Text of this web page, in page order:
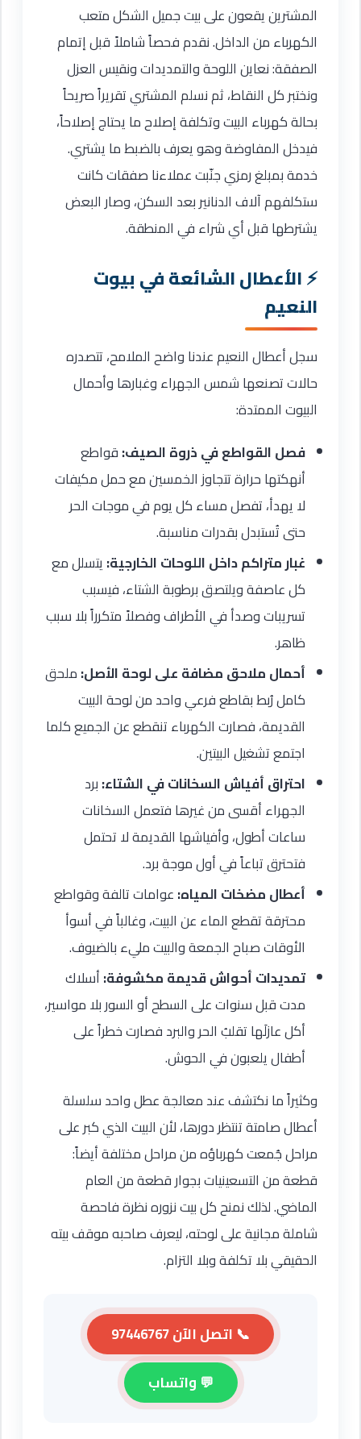
المشترين يقعون على بيت جميل الشكل متعب
الكهرباء من الداخل. نقدم فحصاً شاملاً قبل إتمام
الصفقة: نعاين اللوحة والتمديدات ونقيس العزل
ونختبر كل النقاط، ثم نسلم المشتري تقريراً صريحاً
بحالة كهرباء البيت وتكلفة إصلاح ما يحتاج إصلاحاً،
فيدخل المفاوضة وهو يعرف بالضبط ما يشتري.
خدمة بمبلغ رمزي جنّبت عملاءنا صفقات كانت
ستكلفهم آلاف الدنانير بعد السكن، وصار البعض
يشترطها قبل أي شراء في المنطقة.
الأعطال الشائعة في بيوت
النعيم
سجل أعطال النعيم عندنا واضح الملامح، تتصدره
حالات تصنعها شمس الجهراء وغبارها وأحمال
البيوت الممتدة:
فصل القواطع في ذروة الصيف: قواطع
أنهكتها حرارة تتجاوز الخمسين مع حمل مكيفات
لا يهدأ، تفصل مساء كل يوم في موجات الحر
حتى تُستبدل بقدرات مناسبة.
غبار متراكم داخل اللوحات الخارجية: يتسلل مع
كل عاصفة ويلتصق برطوبة الشتاء، فيسبب
تسريبات وصدأ في الأطراف وفصلاً متكرراً بلا سبب
ظاهر.
أحمال ملاحق مضافة على لوحة الأصل: ملحق
كامل رُبط بقاطع فرعي واحد من لوحة البيت
القديمة، فصارت الكهرباء تنقطع عن الجميع كلما
اجتمع تشغيل البيتين.
احتراق أفياش السخانات في الشتاء: برد
الجهراء أقسى من غيرها فتعمل السخانات
ساعات أطول، وأفياشها القديمة لا تحتمل
فتحترق تباعاً في أول موجة برد.
أعطال مضخات المياه: عوامات تالفة وقواطع
محترقة تقطع الماء عن البيت، وغالباً في أسوأ
الأوقات صباح الجمعة والبيت مليء بالضيوف.
تمديدات أحواش قديمة مكشوفة: أسلاك
مدت قبل سنوات على السطح أو السور بلا مواسير،
أكل عازلَها تقلبُ الحر والبرد فصارت خطراً على
أطفال يلعبون في الحوش.
وكثيراً ما نكتشف عند معالجة عطل واحد سلسلة
أعطال صامتة تنتظر دورها، لأن البيت الذي كبر على
مراحل جُمعت كهرباؤه من مراحل مختلفة أيضاً:
قطعة من التسعينيات بجوار قطعة من العام
الماضي. لذلك نمنح كل بيت نزوره نظرة فاحصة
شاملة مجانية على لوحته، ليعرف صاحبه موقف بيته
الحقيقي بلا تكلفة وبلا التزام.
📞 اتصل الآن 97446767
💬 واتساب